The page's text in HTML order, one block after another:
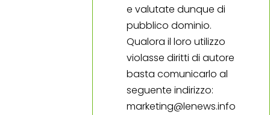
e valutate dunque di
pubblico dominio.
Qualora il loro utilizzo
violasse diritti di autore
basta comunicarlo al
seguente indirizzo:
marketing@lenews.info